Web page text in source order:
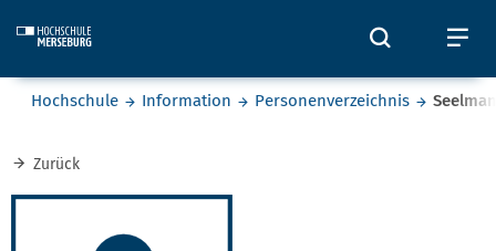
Öffnet
Sie befinden sich hier:
Hochschule Information Personenverzeichnis
Zurück